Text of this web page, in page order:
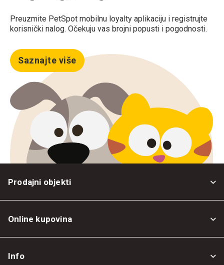
Preuzmite PetSpot mobilnu loyalty aplikaciju i registrujte
korisnički nalog. Očekuju vas brojni popusti i pogodnosti.
Saznajte više
Prodajni objekti
Online kupovina
Info